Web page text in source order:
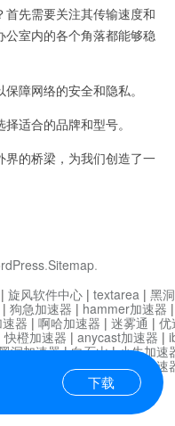
先需要关注其传输速度和
室内的各个角落都能够稳
障网络的安全和隐私。
适合的品牌和型号。
的桥梁，为我们创造了一
.Sitemap.
下载
| 旋风软件中心 | textarea | 黑
| 狗急加速器 | hammer加速器
器 | 啊哈加速器 | 迷雾通 | 优
快橙加速器 | anycast加速器 |
洞加速器|白石山|小牛加速
海鸥加速器|芒果加速